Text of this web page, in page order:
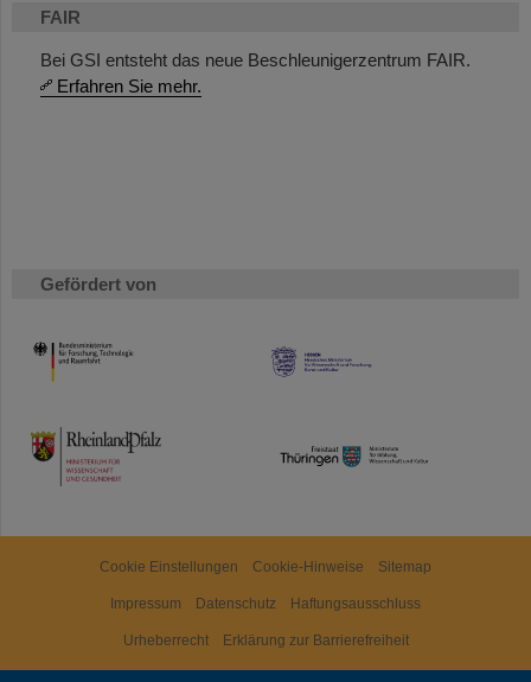
FAIR
Bei GSI entsteht das neue Beschleunigerzentrum FAIR.
Erfahren Sie mehr.
Gefördert von
HMWK
TMWWDG
Cookie Einstellungen Cookie-Hinweise Sitemap
Impressum Datenschutz Haftungsausschluss
Urheberrecht Erklärung zur Barrierefreiheit